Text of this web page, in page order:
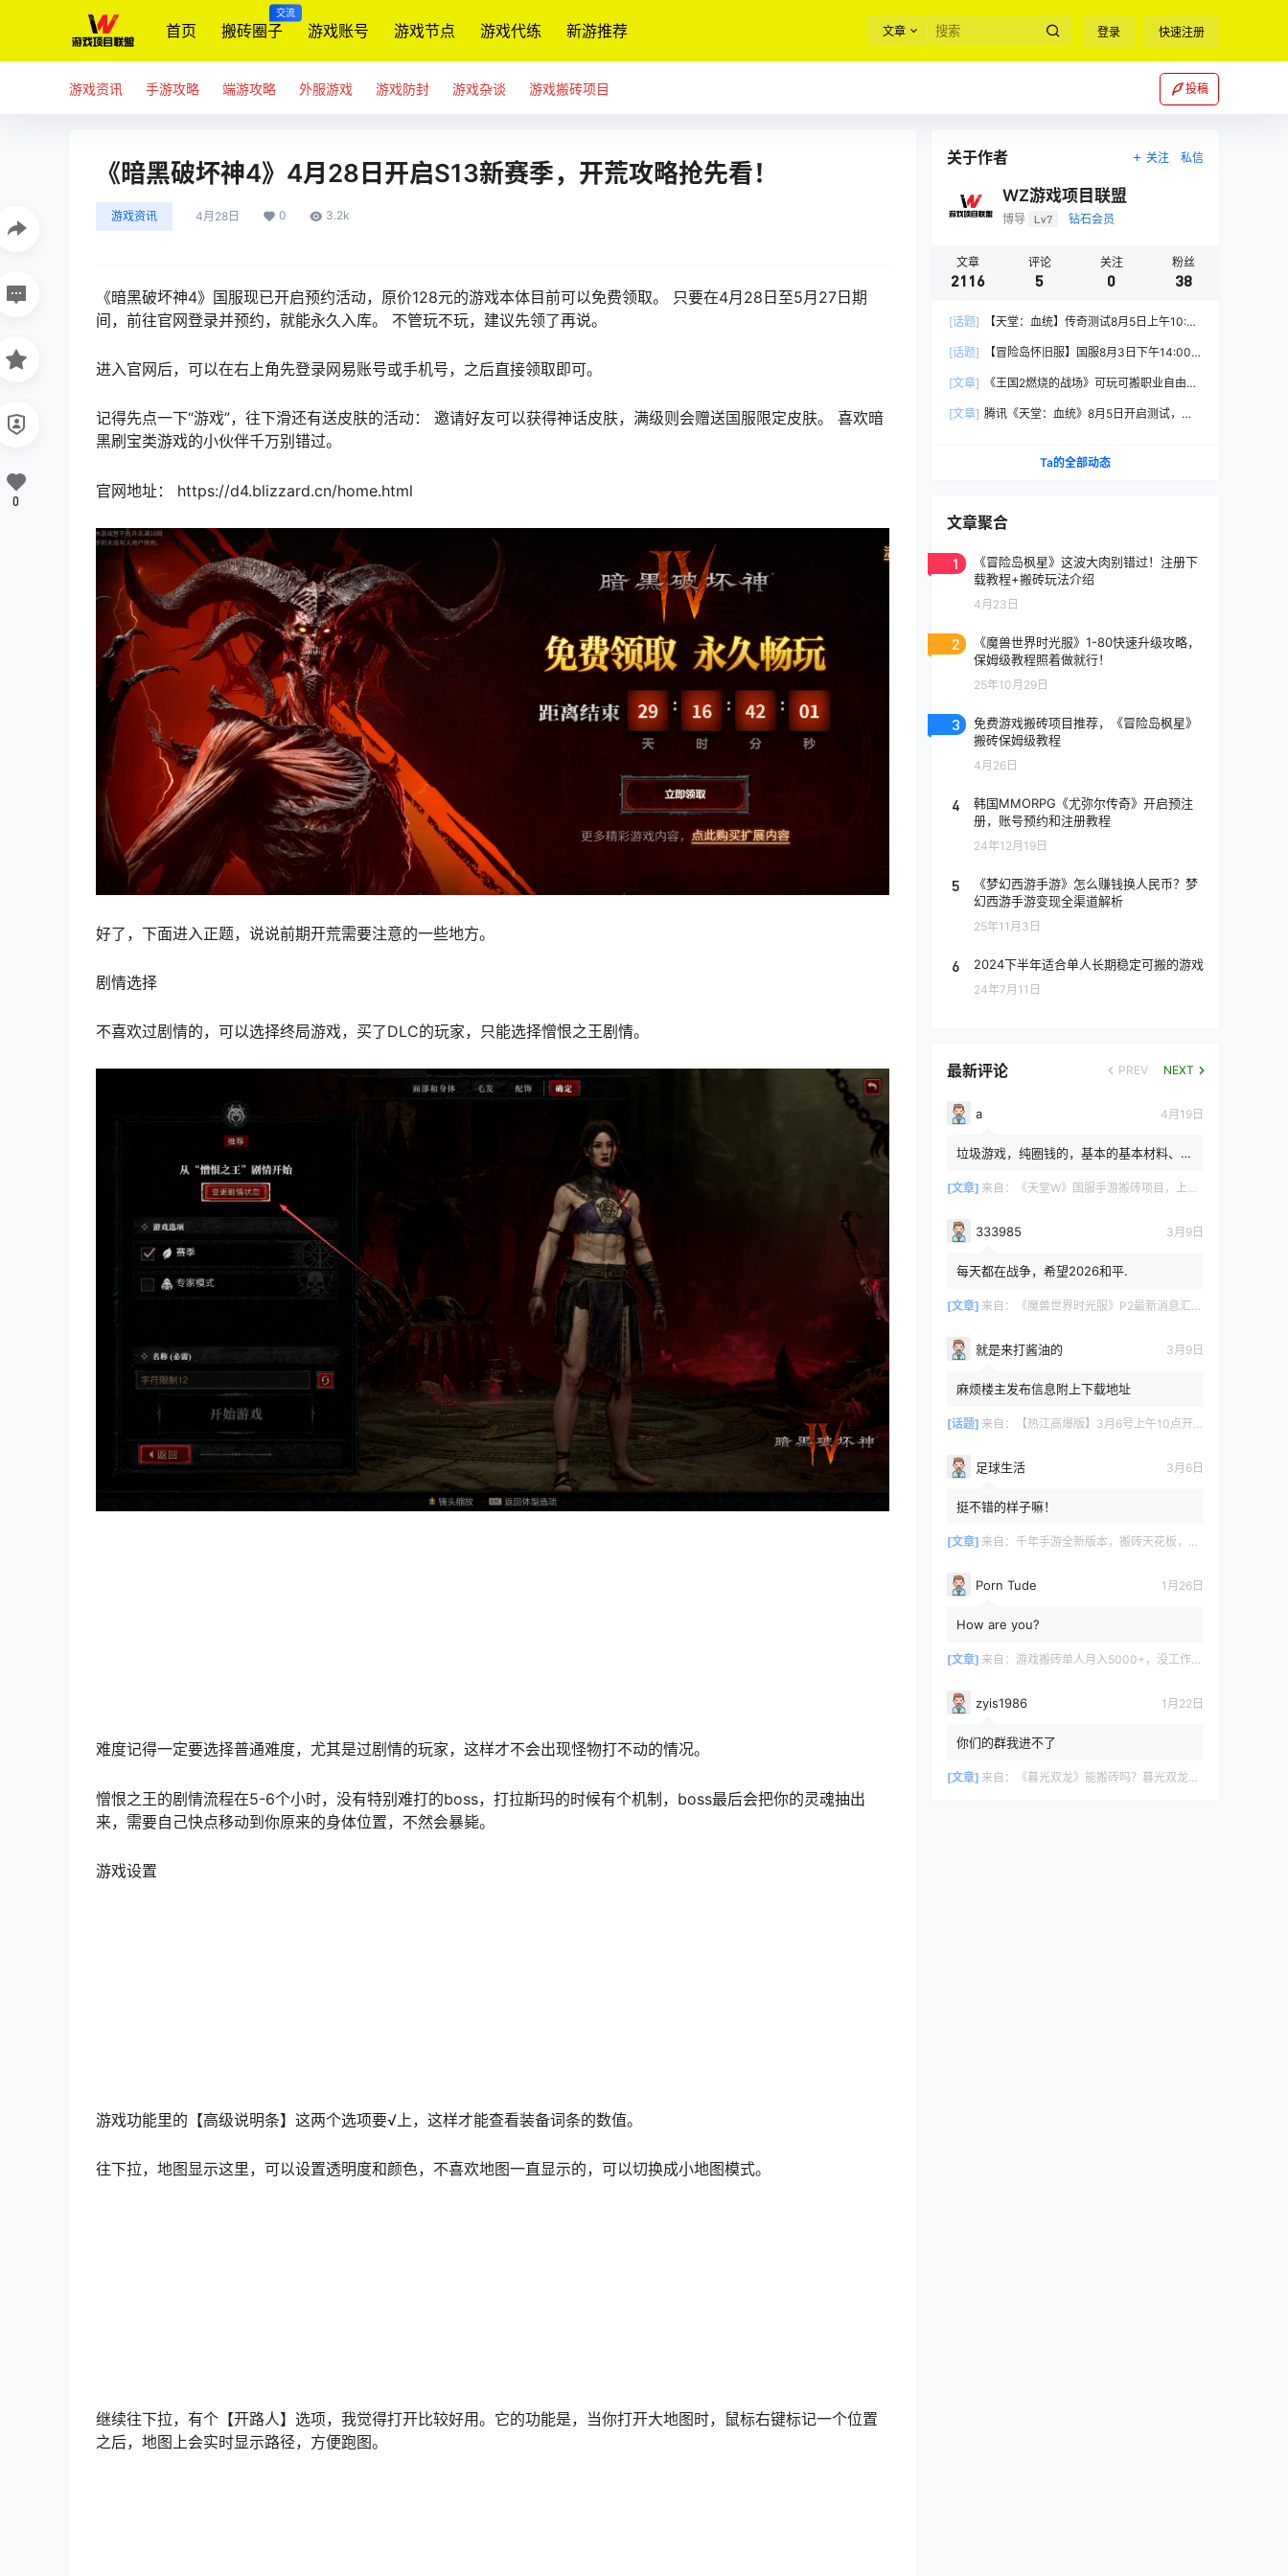
首页 搬砖圈子
交流
游戏账号 游戏节点 游戏代练 新游推荐 文章 登录 快速注册
游戏资讯 手游攻略 端游攻略 外服游戏 游戏防封 游戏杂谈 游戏搬砖项目 投稿
《暗黑破坏神4》4月28日开启S13新赛季，开荒攻略抢先看！
游戏资讯 4月28日 0 3.2k
《暗黑破坏神4》国服现已开启预约活动，原价128元的游戏本体目前可以免费领取。 只要在4月28日至5月27日期
间，前往官网登录并预约，就能永久入库。 不管玩不玩，建议先领了再说。
进入官网后，可以在右上角先登录网易账号或手机号，之后直接领取即可。
记得先点一下“游戏”，往下滑还有送皮肤的活动： 邀请好友可以获得神话皮肤，满级则会赠送国服限定皮肤。 喜欢暗
黑刷宝类游戏的小伙伴千万别错过。
官网地址： https://d4.blizzard.cn/home.html
好了，下面进入正题，说说前期开荒需要注意的一些地方。
剧情选择
不喜欢过剧情的，可以选择终局游戏，买了DLC的玩家，只能选择憎恨之王剧情。
0
关于作者 关注 私信
WZ游戏项目联盟
博导 Lv7 钻石会员
文章
2116
评论
5
关注
0
粉丝
38
[话题]
【天堂：血统】传奇测试8月5日上午10:00
[话题]
【冒险岛怀旧服】国服8月3日下午14:00
[文章]
《王国2燃烧的战场》可玩可搬职业自由，
[文章] 腾讯《天堂：血统》8月5日开启测试，
Ta的全部动态
文章聚合
1
《冒险岛枫星》这波大肉别错过！注册下
载教程+搬砖玩法介绍
4月23日
2
《魔兽世界时光服》1-80快速升级攻略，
保姆级教程照着做就行！
25年10月29日
3
免费游戏搬砖项目推荐，《冒险岛枫星》
搬砖保姆级教程
4月26日
4
韩国MMORPG《尤弥尔传奇》开启预注
册，账号预约和注册教程
24年12月19日
5
《梦幻西游手游》怎么赚钱换人民币？梦
幻西游手游变现全渠道解析
25年11月3日
6 2024下半年适合单人长期稳定可搬的游戏
24年7月11日
最新评论 PREV NEXT
a 4月19日
垃圾游戏，纯圈钱的，基本的基本材料、白
浪费电费，就跟别说绿...
[文章] 来自： 《天堂W》国服手游搬砖项目，上手简单稳定吃肉，适合长期搬砖！
333985 3月9日
每天都在战争，希望2026和平.
[文章] 来自： 《魔兽世界时光服》P2最新消息汇总，九大硬核干货速报
就是来打酱油的 3月9日
麻烦楼主发布信息附上下载地址
[话题] 来自： 【热江高爆版】3月6号上午10点开服
足球生活 3月6日
挺不错的样子嘛！
[文章] 来自： 千年手游全新版本，搬砖天花板，闭着眼都能赚！
Porn Tude 1月26日
How are you?
[文章] 来自： 游戏搬砖单人月入5000+，没工作在家一个人就能做
zyis1986 1月22日
你们的群我进不了
[文章] 来自： 《暮光双龙》能搬砖吗？暮光双龙搬砖攻略教程